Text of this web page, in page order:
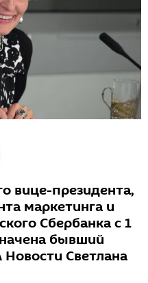
вице-президента,
маркетинга и
Сбербанка с 1
бывший
Светлана